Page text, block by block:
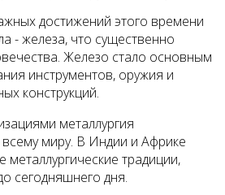
достижений этого времени
- железа, что существенно
Железо стало основным
инструментов, оружия и
конструкций.
металлургия
миру. В Индии и Африке
металлургические традиции,
сегодняшнего дня.